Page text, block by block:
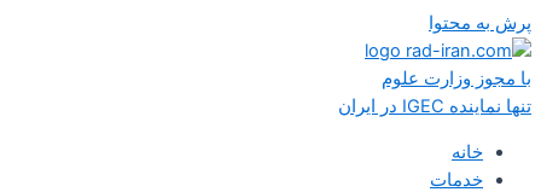
پرش به محتوا
با مجوز وزارت علوم
تنها نماینده IGEC در ایران
خانه
خدمات